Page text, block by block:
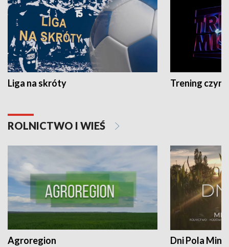
Liga na skróty Trening czyni
ROLNICTWO I WIEŚ
Agroregion Dni Pola